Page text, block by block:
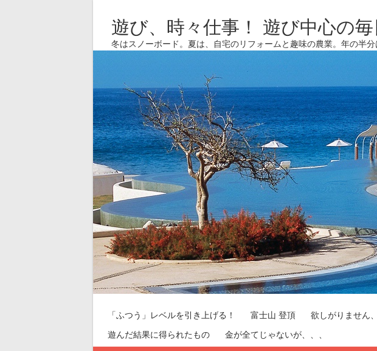
遊び、時々仕事！ 遊び中心の
冬はスノーボード。夏は、自宅のリフォームと趣味の農業。年の半
「ふつう」レベルを引き上げる！ 富士山 登頂 欲しがりません
遊んだ結果に得られたもの 金が全てじゃないが、、、